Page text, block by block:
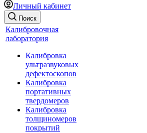
Личный кабинет
Поиск
Калибровочная
лаборатория
Калибровка
ультразвуковых
дефектоскопов
Калибровка
портативных
твердомеров
Калибровка
толщиномеров
покрытий